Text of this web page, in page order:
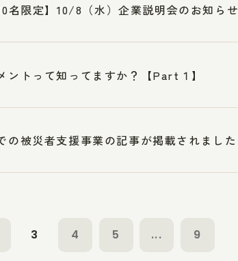
名限定】10/8（水）企業説明会のお知らせ
トって知ってますか？【Part１】
の被災者支援事業の記事が掲載されました
3 4 5 ... 9